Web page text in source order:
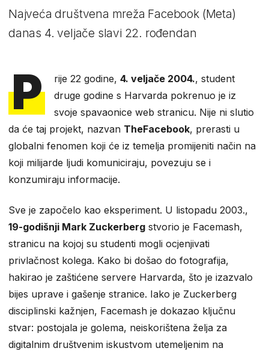
Najveća društvena mreža Facebook (Meta)
danas 4. veljače slavi 22. rođendan
P rije 22 godine,4. veljače 2004., student
druge godine s Harvarda pokrenuo je iz
svoje spavaonice web stranicu. Nije ni slutio
da će taj projekt, nazvan TheFacebook, prerasti u
globalni fenomen koji će iz temelja promijeniti način na
koji milijarde ljudi komuniciraju, povezuju se i
konzumiraju informacije.
Sve je započelo kao eksperiment. U listopadu 2003.,
19-godišnji Mark Zuckerberg stvorio je Facemash,
stranicu na kojoj su studenti mogli ocjenjivati
privlačnost kolega. Kako bi došao do fotografija,
hakirao je zaštićene servere Harvarda, što je izazvalo
bijes uprave i gašenje stranice. Iako je Zuckerberg
disciplinski kažnjen, Facemash je dokazao ključnu
stvar: postojala je golema, neiskorištena želja za
digitalnim društvenim iskustvom utemeljenim na